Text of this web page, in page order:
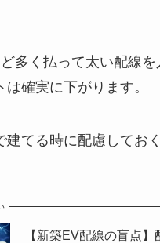
多く払って太い配線を
確実に下がります。
建てる時に配慮してお
【新築EV配線の盲点】